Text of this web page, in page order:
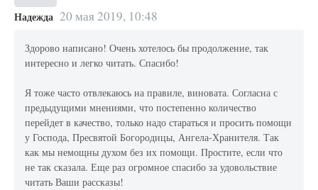
Надежда 20 мая 2019, 10:48
Здорово написано! Очень хотелось бы продолжение, так
интересно и легко читать. Спасибо!
Я тоже часто отвлекаюсь на правиле, виновата. Согласна с
предыдущими мнениями, что постепенно количество
перейдет в качество, только надо стараться и просить помощи
у Господа, Пресвятой Богородицы, Ангела-Хранителя. Так
как мы немощны духом без их помощи. Простите, если что
не так сказала. Еще раз огромное спасибо за удовольствие
читать Ваши рассказы!